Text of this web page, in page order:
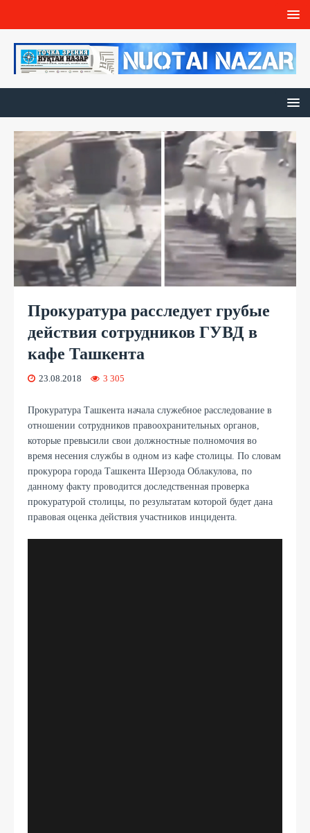
Прокуратура расследует грубые
действия сотрудников ГУВД в
кафе Ташкента
23.08.2018 3 305
Прокуратура Ташкента начала служебное расследование в
отношении сотрудников правоохранительных органов,
которые превысили свои должностные полномочия во
время несения службы в одном из кафе столицы. По словам
прокурора города Ташкента Шерзода Облакулова, по
данному факту проводится доследственная проверка
прокуратурой столицы, по результатам которой будет дана
правовая оценка действия участников инцидента.